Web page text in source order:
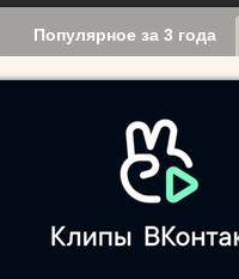
Популярное за 3 года